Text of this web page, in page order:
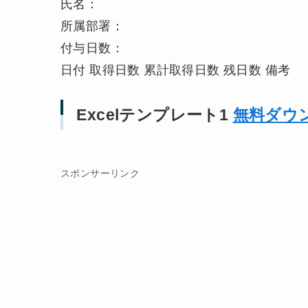
氏名：
所属部署：
付与日数：
日付 取得日数 累計取得日数 残日数 備考
Excelテンプレート1 無料ダウ
スポンサーリンク